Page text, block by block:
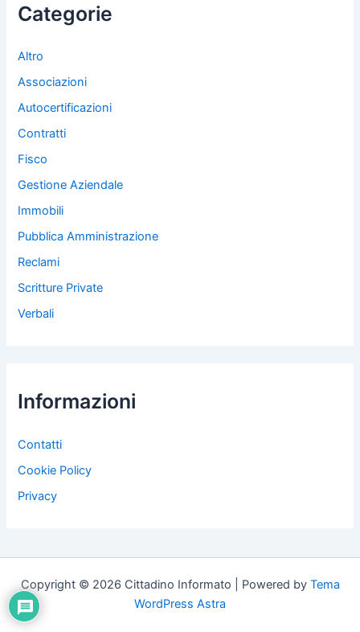
Categorie
Altro
Associazioni
Autocertificazioni
Contratti
Fisco
Gestione Aziendale
Immobili
Pubblica Amministrazione
Reclami
Scritture Private
Verbali
Informazioni
Contatti
Cookie Policy
Privacy
Copyright © 2026 Cittadino Informato | Powered by Tema
WordPress Astra